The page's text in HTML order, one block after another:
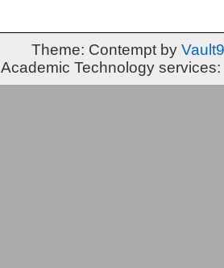
Theme: Contempt by Vault9
Academic Technology services: